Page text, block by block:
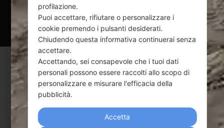
Questo sito è protetto da Google reCAPTCHA
v3,
Privacy PolicyeTerms of Servicedi Google.
profilazione.
Puoi accettare, rifiutare o personalizzare i
cookie premendo i pulsanti desiderati.
Chiudendo questa informativa continuerai senza
accettare.
Accettando, sei consapevole che i tuoi dati
personali possono essere raccolti allo scopo di
personalizzare e misurare l'efficacia della
pubblicità.
Accetta